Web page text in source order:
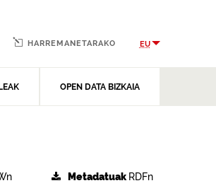
OPEN DATA BIZKAIA
HARREMANETARAKO EU
Metadatuak RDFn